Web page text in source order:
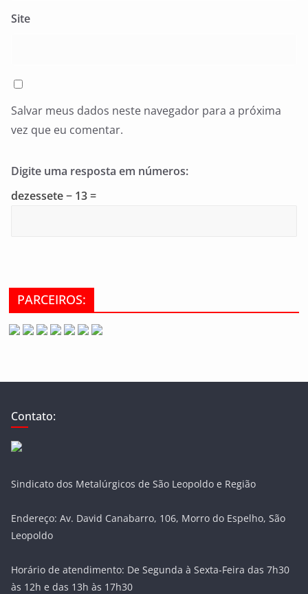
Site
Salvar meus dados neste navegador para a próxima
vez que eu comentar.
Digite uma resposta em números:
dezessete − 13 =
PARCEIROS:
Contato:
Sindicato dos Metalúrgicos de São Leopoldo e Região
Endereço: Av. David Canabarro, 106, Morro do Espelho, São
Leopoldo
Horário de atendimento: De Segunda à Sexta-Feira das 7h30
às 12h e das 13h às 17h30